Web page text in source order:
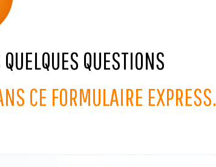
QUESTIONS
CE FORMULAIRE EXPRESS.